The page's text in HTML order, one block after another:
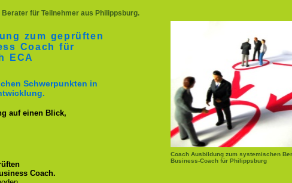
für Teilnehmer aus Philippsburg.
Coach Ausbildung zum systemischen
Business-Coach für Philippsburg
zum geprüften
Coach für
ECA
Schwerpunkten in
auf einen Blick,
Coach.